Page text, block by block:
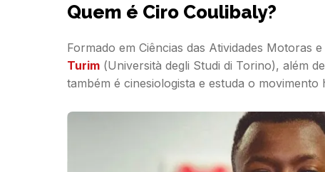
Quem é Ciro Coulibaly?
Formado em Ciências das Atividades Motoras
Turim(Università degli Studi di Torino), além
também é cinesiologista e estuda o